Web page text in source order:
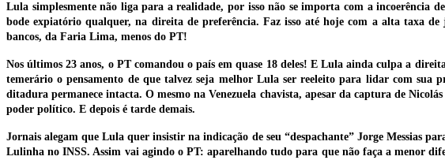
Lula simplesmente não liga para a realidade, por isso não se importa com a incoerência
bode expiatório qualquer, na direita de preferência. Faz isso até hoje com a alta taxa
bancos, da Faria Lima, menos do PT!
Nos últimos 23 anos, o PT comandou o país em quase 18 deles! E Lula ainda culpa a
temerário o pensamento de que talvez seja melhor Lula ser reeleito para lidar com
ditadura permanece intacta. O mesmo na Venezuela chavista, apesar da captura de
poder político. E depois é tarde demais.
Jornais alegam que Lula quer insistir na indicação de seu “despachante” Jorge Messias
Lulinha no INSS. Assim vai agindo o PT: aparelhando tudo para que não faça a menor